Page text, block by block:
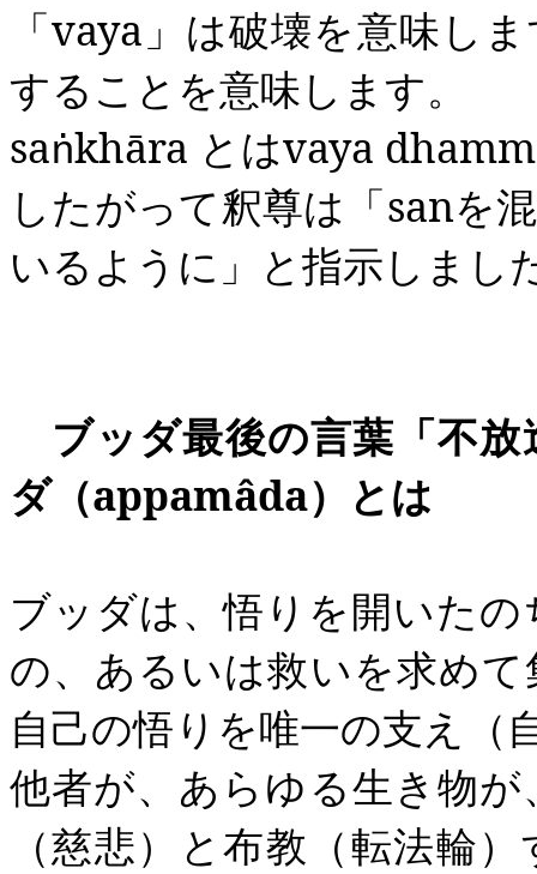
「vaya 」は破壊を意味し
することを意味します。
saṅkhāra とはvaya
したがって釈尊は「sanを
いるように」と指示しまし
ブッダ最後の言葉「
ダ（appamâda）とは
ブッダは、悟りを開いたの
の、あるいは救いを求め
自己の悟りを唯一の支え（
他者が、あらゆる生き物
（慈悲）と布教（転法輪